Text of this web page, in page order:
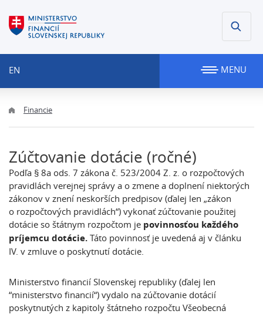
EN MENU
Financie
Zúčtovanie dotácie (ročné)
Podľa § 8a ods. 7 zákona č. 523/2004 Z. z. o rozpočtových
pravidlách verejnej správy a o zmene a doplnení niektorých
zákonov v znení neskorších predpisov (ďalej len „zákon
o rozpočtových pravidlách“) vykonať zúčtovanie použitej
dotácie so štátnym rozpočtom je povinnosťou každého
príjemcu dotácie. Táto povinnosť je uvedená aj v článku
IV. v zmluve o poskytnutí dotácie.
Ministerstvo financií Slovenskej republiky (ďalej len
“ministerstvo financií“) vydalo na zúčtovanie dotácií
poskytnutých z kapitoly štátneho rozpočtu Všeobecná